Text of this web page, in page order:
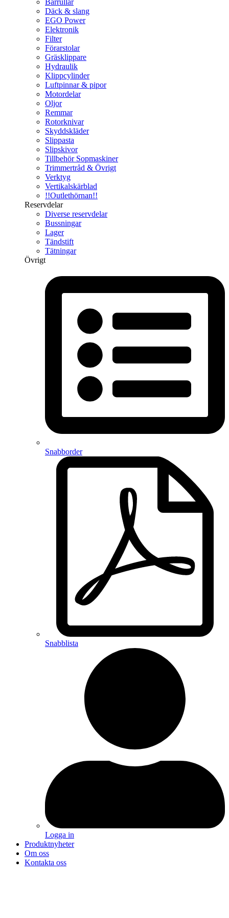
Bärrullar
Däck & slang
EGO Power
Elektronik
Filter
Förarstolar
Gräsklippare
Hydraulik
Klippcylinder
Luftpinnar & pipor
Motordelar
Oljor
Remmar
Rotorknivar
Skyddskläder
Slippasta
Slipskivor
Tillbehör Sopmaskiner
Trimmertråd & Övrigt
Verktyg
Vertikalskärblad
!!Outlethörnan!!
Reservdelar
Diverse reservdelar
Bussningar
Lager
Tändstift
Tätningar
Övrigt
Snabborder
Snabblista
Logga in
Produktnyheter
Om oss
Kontakta oss